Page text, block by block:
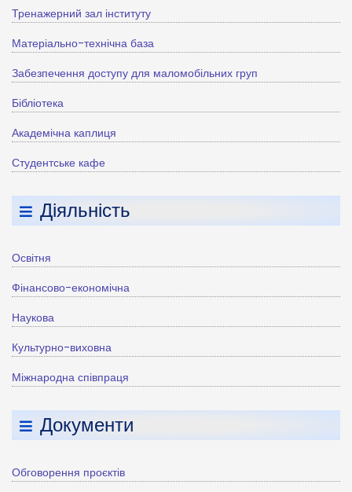
Тренажерний зал інституту
Матеріально-технічна база
Забезпечення доступу для маломобільних груп
Бібліотека
Академічна каплиця
Студентське кафе
Діяльність
Освітня
Фінансово-економічна
Наукова
Культурно-виховна
Міжнародна співпраця
Документи
Обговорення проєктів